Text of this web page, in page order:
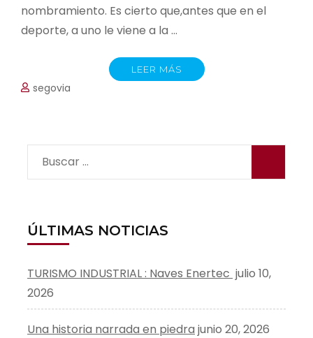
nombramiento. Es cierto que,antes que en el
deporte, a uno le viene a la …
LEER MÁS
segovia
Buscar:
ÚLTIMAS NOTICIAS
TURISMO INDUSTRIAL : Naves Enertec julio 10,
2026
Una historia narrada en piedra junio 20, 2026